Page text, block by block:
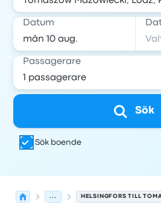
Datum
Passagerare
Sök
Sök boende
...